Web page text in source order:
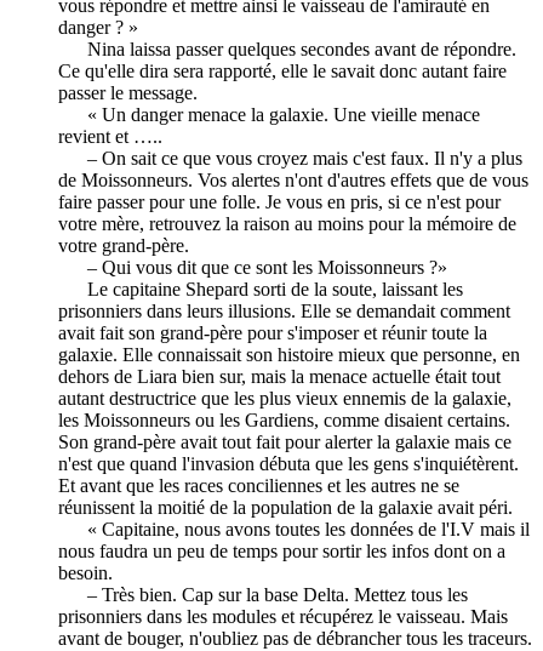
vous répondre et mettre ainsi le vaisseau de l'amirauté en
danger ? »
Nina laissa passer quelques secondes avant de répondre.
Ce qu'elle dira sera rapporté, elle le savait donc autant faire
passer le message.
« Un danger menace la galaxie. Une vieille menace
revient et …..
– On sait ce que vous croyez mais c'est faux. Il n'y a plus
de Moissonneurs. Vos alertes n'ont d'autres effets que de vous
faire passer pour une folle. Je vous en pris, si ce n'est pour
votre mère, retrouvez la raison au moins pour la mémoire de
votre grand-père.
– Qui vous dit que ce sont les Moissonneurs ?»
Le capitaine Shepard sorti de la soute, laissant les
prisonniers dans leurs illusions. Elle se demandait comment
avait fait son grand-père pour s'imposer et réunir toute la
galaxie. Elle connaissait son histoire mieux que personne, en
dehors de Liara bien sur, mais la menace actuelle était tout
autant destructrice que les plus vieux ennemis de la galaxie,
les Moissonneurs ou les Gardiens, comme disaient certains.
Son grand-père avait tout fait pour alerter la galaxie mais ce
n'est que quand l'invasion débuta que les gens s'inquiétèrent.
Et avant que les races conciliennes et les autres ne se
réunissent la moitié de la population de la galaxie avait péri.
« Capitaine, nous avons toutes les données de l'I.V mais il
nous faudra un peu de temps pour sortir les infos dont on a
besoin.
– Très bien. Cap sur la base Delta. Mettez tous les
prisonniers dans les modules et récupérez le vaisseau. Mais
avant de bouger, n'oubliez pas de débrancher tous les traceurs.